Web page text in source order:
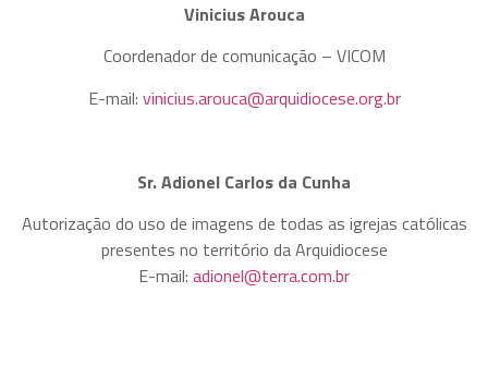
Vinicius Arouca
Coordenador de comunicação – VICOM
E-mail: vinicius.arouca@arquidiocese.org.br
Sr. Adionel Carlos da Cunha
Autorização do uso de imagens de todas as igrejas católicas
presentes no território da Arquidiocese
E-mail: adionel@terra.com.br